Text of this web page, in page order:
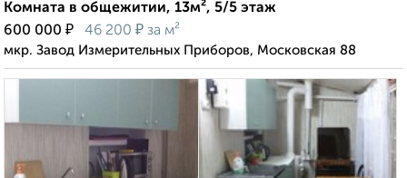
Комната в общежитии, 13м², 5/5 этаж
600 000 ₽ 46 200 ₽ за м²
мкр. Завод Измерительных Приборов, Московская 88